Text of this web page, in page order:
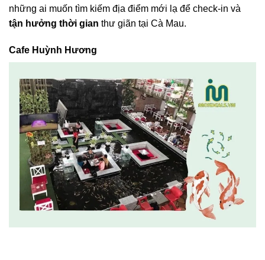
những ai muốn tìm kiếm địa điểm mới lạ để check-in và
tận hưởng thời gian thư giãn tại Cà Mau.
Cafe Huỳnh Hương